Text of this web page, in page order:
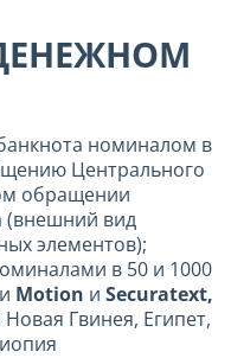
номиналом в
Центрального
обращении
(внешний вид
элементов);
в 50 и 1000
Motion и Securatext,
Гвинея, Египет,